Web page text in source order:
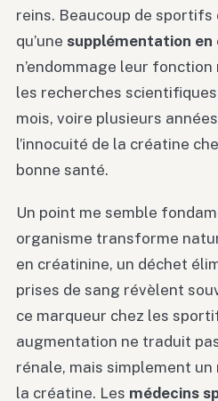
reins. Beaucoup de
qu’une supplémentation
n’endommage leur
les recherches
mois, voire plusieurs
l’innocuité de la créatine
bonne santé.
Un point me semble
organisme transforme
en créatinine, un déchet
prises de sang révèlent
ce marqueur chez les
augmentation ne traduit
rénale, mais simplement
la créatine. Les médecins